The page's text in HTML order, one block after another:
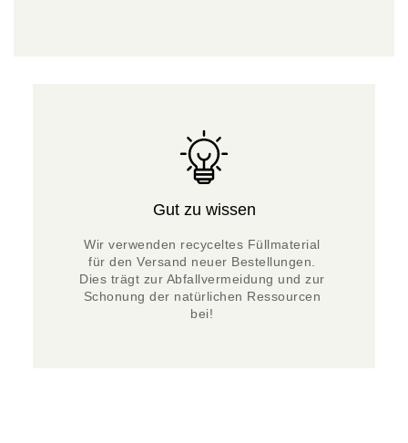
Gut zu wissen
Wir verwenden recyceltes Füllmaterial
für den Versand neuer Bestellungen.
Dies trägt zur Abfallvermeidung und zur
Schonung der natürlichen Ressourcen
bei!